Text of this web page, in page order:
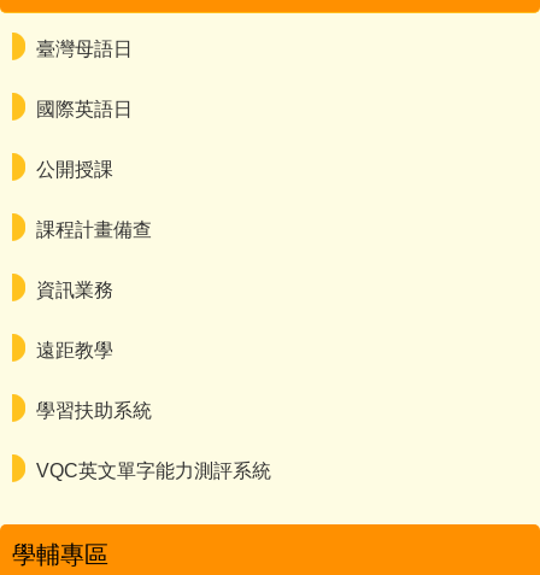
臺灣母語日
國際英語日
公開授課
課程計畫備查
資訊業務
遠距教學
學習扶助系統
VQC英文單字能力測評系統
學輔專區